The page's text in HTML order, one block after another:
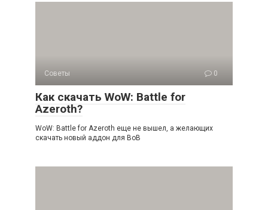
Советы 0
Как скачать WoW: Battle for
Azeroth?
WoW: Battle for Azeroth еще не вышел, а желающих
скачать новый аддон для ВоВ